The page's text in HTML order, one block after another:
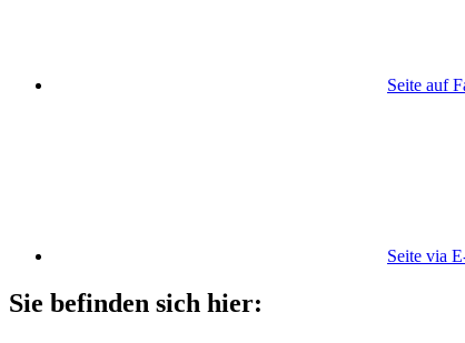
Seite auf
Seite via
Sie befinden sich hier: